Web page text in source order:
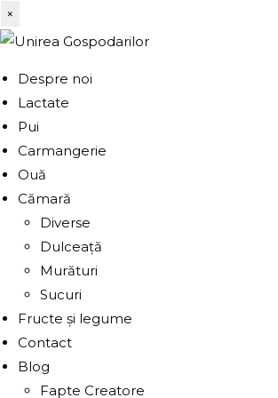
×
Despre noi
Lactate
Pui
Carmangerie
Ouă
Cămară
Diverse
Dulceață
Murături
Sucuri
Fructe și legume
Contact
Blog
Fapte Creatore